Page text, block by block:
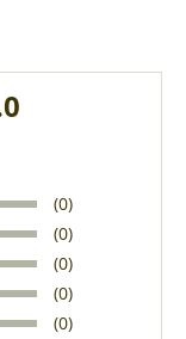
(0)
(0)
(0)
(0)
(0)